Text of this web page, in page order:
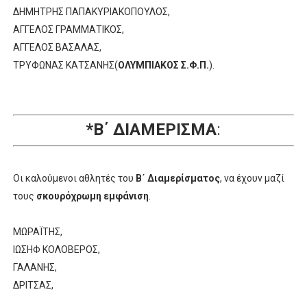
ΔΗΜΗΤΡΗΣ ΠΑΠΑΚΥΡΙΑΚΟΠΟΥΛΟΣ,
ΑΓΓΕΛΟΣ ΓΡΑΜΜΑΤΙΚΟΣ,
ΑΓΓΕΛΟΣ ΒΑΣΑΛΑΣ,
ΤΡΥΦΩΝΑΣ ΚΑΤΣΑΝΗΣ(ΟΛΥΜΠΙΑΚΟΣ Σ.Φ.Π.).
*Β΄ ΔΙΑΜΕΡΙΣΜΑ:
Οι καλούμενοι αθλητές του Β΄ Διαμερίσματος, να έχουν μαζί
τους σκουρόχρωμη εμφάνιση
ΜΩΡΑΪΤΗΣ,
ΙΩΣΗΦ ΚΟΛΟΒΕΡΟΣ,
ΓΑΛΑΝΗΣ,
ΔΡΙΤΣΑΣ,